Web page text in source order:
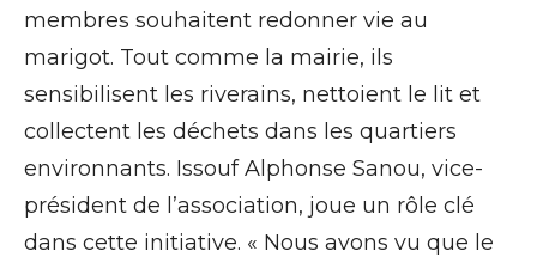
membres souhaitent redonner vie au
marigot. Tout comme la mairie, ils
sensibilisent les riverains, nettoient le lit et
collectent les déchets dans les quartiers
environnants. Issouf Alphonse Sanou, vice-
président de l’association, joue un rôle clé
dans cette initiative. « Nous avons vu que le